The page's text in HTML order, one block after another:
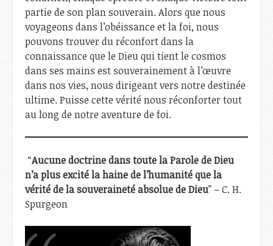
partie de son plan souverain. Alors que nous
voyageons dans l’obéissance et la foi, nous
pouvons trouver du réconfort dans la
connaissance que le Dieu qui tient le cosmos
dans ses mains est souverainement à l’œuvre
dans nos vies, nous dirigeant vers notre destinée
ultime. Puisse cette vérité nous réconforter tout
au long de notre aventure de foi.
“Aucune doctrine dans toute la Parole de Dieu
n’a plus excité la haine de l’humanité que la
vérité de la souveraineté absolue de Dieu” – C. H.
Spurgeon